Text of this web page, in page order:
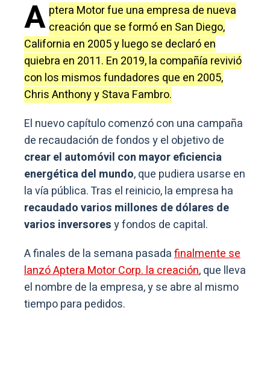
A ptera Motor fue una empresa de nueva
creación que se formó en San Diego,
California en 2005 y luego se declaró en
quiebra en 2011. En 2019, la compañía revivió
con los mismos fundadores que en 2005,
Chris Anthony y Stava Fambro.
El nuevo capítulo comenzó con una campaña
de recaudación de fondos y el objetivo de
crear el automóvil con mayor eficiencia
energética del mundo, que pudiera usarse en
la vía pública. Tras el reinicio, la empresa ha
recaudado varios millones de dólares de
varios inversoresy fondos de capital.
A finales de la semana pasadafinalmente se
lanzó Aptera Motor Corp. la creación, que lleva
el nombre de la empresa, y se abre al mismo
tiempo para pedidos.